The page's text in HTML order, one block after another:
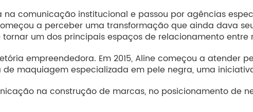
comunicação institucional e passou por agências
a perceber uma transformação que ainda dava
um dos principais espaços de relacionamento entre
empreendedora. Em 2015, Aline começou a atender
maquiagem especializada em pele negra, uma
na construção de marcas, no posicionamento de